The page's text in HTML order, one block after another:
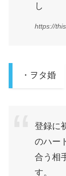
し
https://
・ヲタ婚
登録に
のハー
合う相
す。